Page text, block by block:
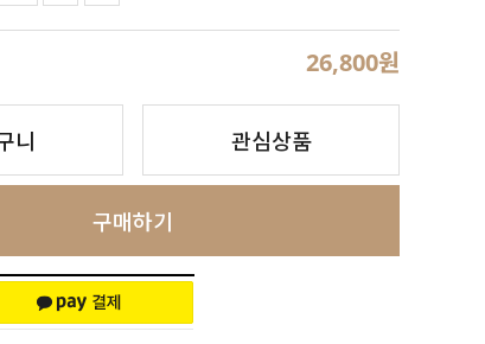
26,800원
니 관심상품
구매하기